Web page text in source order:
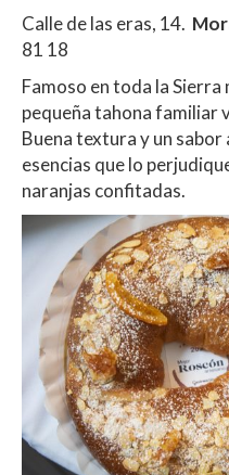
Calle de las eras, 14.
81 18
Famoso en toda la
pequeña tahona familiar
Buena textura y un
esencias que lo
naranjas confitadas.